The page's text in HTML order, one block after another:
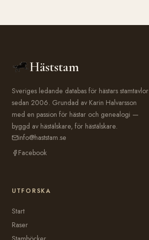
Häststam
Sveriges ledande databas för hästars stamtavlor
sedan 2006. Grundad av Karin Halvarsson
med en passion för hästar och genealogi —
byggd av hästälskare, för hästälskare.
info@haststam.se
Facebook
UTFORSKA
Start
Raser